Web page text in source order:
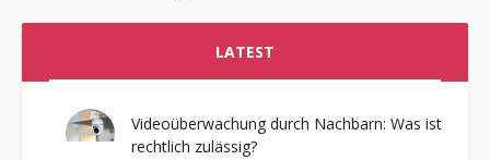
LATEST
Videoüberwachung durch Nachbarn: Was ist
rechtlich zulässig?